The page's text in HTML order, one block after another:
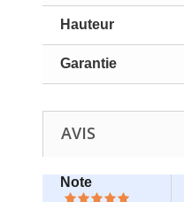
Hauteur
Garantie
AVIS
Note